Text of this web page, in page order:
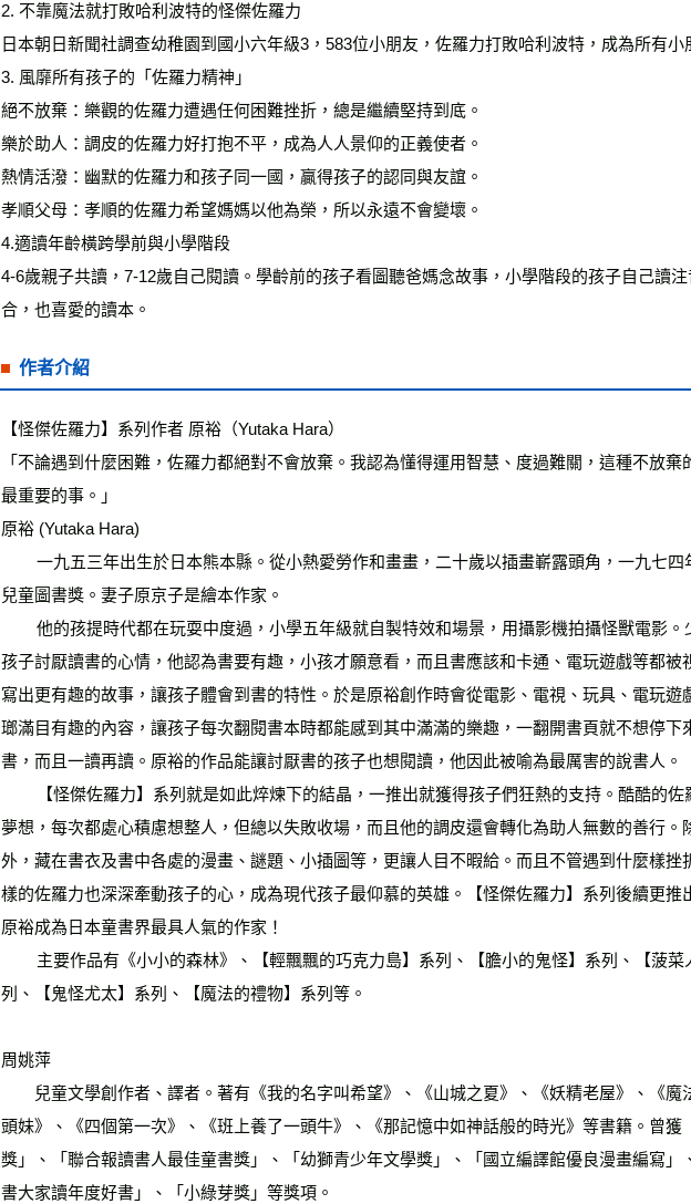
2. 不靠魔法就打敗哈利波特的怪傑佐羅力
日本朝日新聞社調查幼稚園到國小六年級3，583位小朋友，佐羅力打敗哈利波特，成為所有小
3. 風靡所有孩子的「佐羅力精神」
絕不放棄：樂觀的佐羅力遭遇任何困難挫折，總是繼續堅持到底。
樂於助人：調皮的佐羅力好打抱不平，成為人人景仰的正義使者。
熱情活潑：幽默的佐羅力和孩子同一國，贏得孩子的認同與友誼。
孝順父母：孝順的佐羅力希望媽媽以他為榮，所以永遠不會變壞。
4.適讀年齡橫跨學前與小學階段
4-6歲親子共讀，7-12歲自己閱讀。學齡前的孩子看圖聽爸媽念故事，小學階段的孩子自己讀
合，也喜愛的讀本。
作者介紹
【怪傑佐羅力】系列作者 原裕（Yutaka Hara）
「不論遇到什麼困難，佐羅力都絕對不會放棄。我認為懂得運用智慧、度過難關，這種不放
最重要的事。」
原裕 (Yutaka Hara)
        一九五三年出生於日本熊本縣。從小熱愛勞作和畫畫，二十歲以插畫嶄露頭角，一九七四年獲得KFS創作比賽、講談社
兒童圖書獎。妻子原京子是繪本作家。
        他的孩提時代都在玩耍中度過，小學五年級就自製特效和場景，用攝影機拍攝怪獸電影。少年時期不愛看書，因此深知
孩子討厭讀書的心情，他認為書要有趣，小孩才願意看，而且書應該和卡通、電玩遊戲等都被
寫出更有趣的故事，讓孩子體會到書的特性。於是原裕創作時會從電影、電視、玩具、電玩遊
瑯滿目有趣的內容，讓孩子每次翻閱書本時都能感到其中滿滿的樂趣，一翻開書頁就不想停下
書，而且一讀再讀。原裕的作品能讓討厭書的孩子也想閱讀，他因此被喻為最厲害的說書人。
夢想，每次都處心積慮想整人，但總以失敗收場，而且他的調皮還會轉化為助人無數的善行。
外，藏在書衣及書中各處的漫畫、謎題、小插圖等，更讓人目不暇給。而且不管遇到什麼樣挫
樣的佐羅力也深深牽動孩子的心，成為現代孩子最仰慕的英雄。【怪傑佐羅力】系列後續更推
原裕成為日本童書界最具人氣的作家！
列、【鬼怪尤太】系列、【魔法的禮物】系列等。
周姚萍
兒童文學創作者、譯者。著有《我的名字叫希望》、《山城之夏》、《妖精老屋》、《魔
頭妹》、《四個第一次》、《班上養了一頭牛》、《那記憶中如神話般的時光》等書籍。曾獲
獎」、「聯合報讀書人最佳童書獎」、「幼獅青少年文學獎」、「國立編譯館優良漫畫編寫」
書大家讀年度好書」、「小綠芽獎」等獎項。